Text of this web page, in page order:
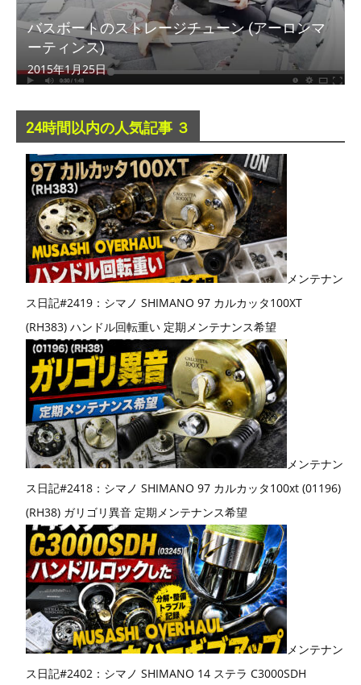
バスボートのストレージチューン (アーロンマ
ーティンス)
2015年1月25日
24時間以内の人気記事 ３
メンテナン
ス日記#2419：シマノ SHIMANO 97 カルカッタ100XT
(RH383) ハンドル回転重い 定期メンテナンス希望
メンテナン
ス日記#2418：シマノ SHIMANO 97 カルカッタ100xt (01196)
(RH38) ガリゴリ異音 定期メンテナンス希望
メンテナン
ス日記#2402：シマノ SHIMANO 14 ステラ C3000SDH